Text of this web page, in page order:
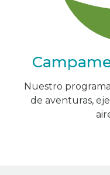
Nuestro
de aventuras,